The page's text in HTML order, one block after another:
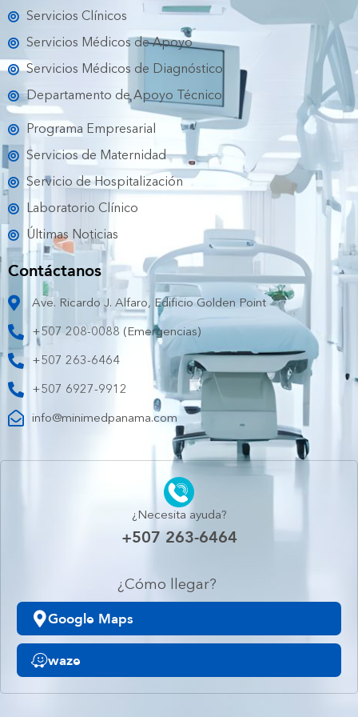
k
a
m
Servicios Clínicos
Servicios Médicos de Apoyo
Servicios Médicos de Diagnóstico
Departamento de Apoyo Técnico
Programa Empresarial
Servicios de Maternidad
Servicio de Hospitalización
Laboratorio Clínico
Últimas Noticias
Contáctanos
Ave. Ricardo J. Alfaro, Edificio Golden Point
+507 208-0088 (Emergencias)
+507 263-6464
+507 6927-9912
info@minimedpanama.com
¿Necesita ayuda?
+507 263-6464
¿Cómo llegar?
Google Maps
waze